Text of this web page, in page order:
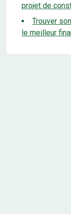
projet de
Trouver
le meilleur